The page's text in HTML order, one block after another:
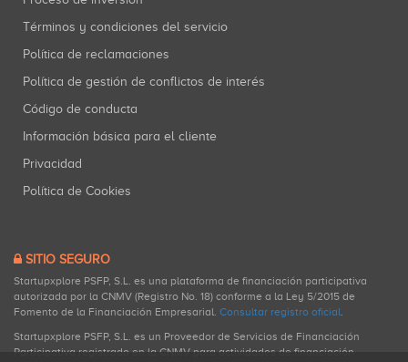
Términos y condiciones del servicio
Política de reclamaciones
Política de gestión de conflictos de interés
Código de conducta
Información básica para el cliente
Privacidad
Política de Cookies
SITIO SEGURO
Startupxplore PSFP, S.L. es una plataforma de financiación participativa
autorizada por la CNMV (Registro No. 18) conforme a la Ley 5/2015 de
Fomento de la Financiación Empresarial. Consultar registro oficial.
Startupxplore PSFP, S.L. es un Proveedor de Servicios de Financiación
Participativa registrado en la CNMV para actividades de financiación